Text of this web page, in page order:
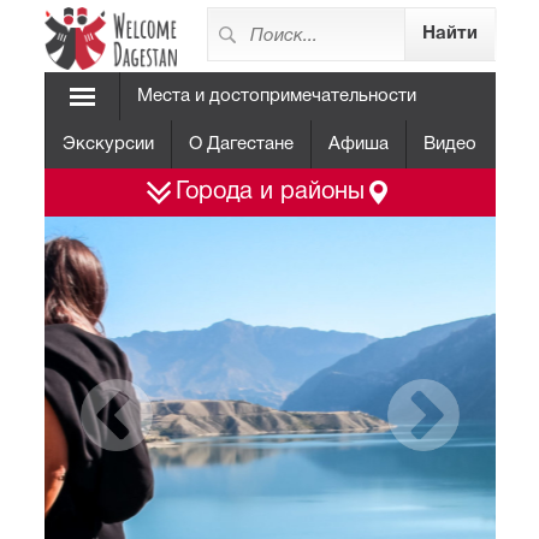
Места и достопримечательности
Экскурсии О Дагестане Афиша Видео
Города и районы